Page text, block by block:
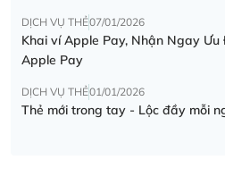
DỊCH VỤ THẺ07/01/2026
Khai ví Apple Pay, Nhận Ngay
Apple Pay
DỊCH VỤ THẺ01/01/2026
Thẻ mới trong tay - Lộc đầy mỗi